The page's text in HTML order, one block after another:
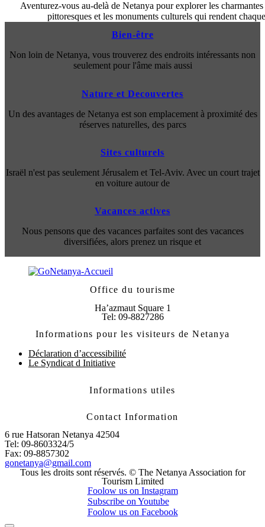
Aventurez-vous au-delà de Netanya pour explorer les
pittoresques et les monuments culturels qui rendent
Bien-être
Non loin de Netanya, vous trouverez des endroits intéressants non
seulement pour l'âme mais aussi
Nature et Decouvertes
Un des avantages de Netanya est son emplacement à proximité des
réserves naturelles, des parcs
Sites culturels
Israël n'est pas seulement Jérusalem et Tel-Aviv. Avec un court trajet
en voiture autour de
Vacances actives
Nous pensons que des vacances parfaites sont des vacances
diversifiées, alors prenez un risque et
Office du tourisme
Ha’azmaut Square 1
Tel: 09-8827286
Informations pour les visiteurs de Netanya
Déclaration d’accessibilité
Le Syndicat d Initiative
Informations utiles
Contact Information
6 rue Hatsoran Netanya 42504
Tel: 09-8603324/5
Fax: 09-8857302
gonetanya@gmail.com
Tous les droits sont réservés. © The Netanya Association for
Tourism Limited
Foolow us on Instagram
Subscribe on Youtube
Foolow us on Facebook